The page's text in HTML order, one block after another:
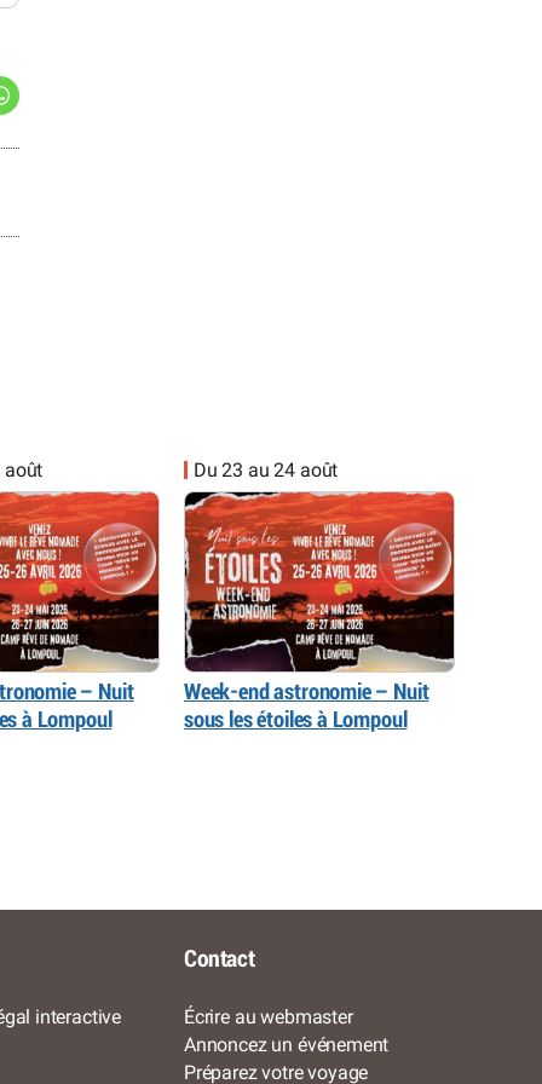
août
– Nuit
à Lompoul
Du 23 au 24 août
Week-end astronomie – Nuit
sous les étoiles à Lompoul
interactive
Contact
Écrire au webmaster
Annoncez un événement
Préparez votre voyage